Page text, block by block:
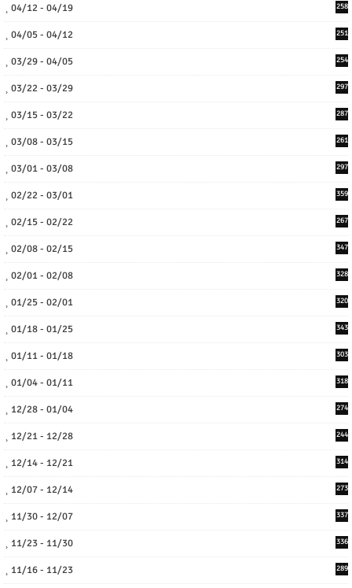
04/12 - 04/19 258
04/05 - 04/12 251
03/29 - 04/05 254
03/22 - 03/29 297
03/15 - 03/22 287
03/08 - 03/15 261
03/01 - 03/08 297
02/22 - 03/01 359
02/15 - 02/22 267
02/08 - 02/15 347
02/01 - 02/08 328
01/25 - 02/01 320
01/18 - 01/25 343
01/11 - 01/18 303
01/04 - 01/11 318
12/28 - 01/04 274
12/21 - 12/28 244
12/14 - 12/21 314
12/07 - 12/14 273
11/30 - 12/07 337
11/23 - 11/30 336
11/16 - 11/23 289